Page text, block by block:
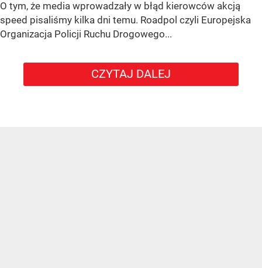
O tym, że media wprowadzały w błąd kierowców akcją
speed pisaliśmy kilka dni temu. Roadpol czyli Europejska
Organizacja Policji Ruchu Drogowego...
CZYTAJ DALEJ